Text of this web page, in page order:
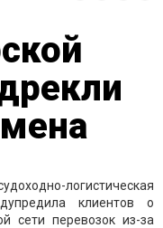
логистическая
клиентов о
сети перевозок из-за